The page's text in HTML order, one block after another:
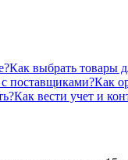
Как выбрать товары
поставщиками?Как
Как вести учет и